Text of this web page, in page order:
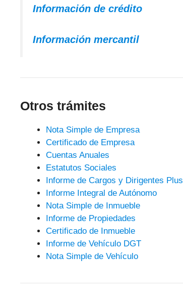
Información de crédito
Información mercantil
Otros trámites
Nota Simple de Empresa
Certificado de Empresa
Cuentas Anuales
Estatutos Sociales
Informe de Cargos y Dirigentes Plus
Informe Integral de Autónomo
Nota Simple de Inmueble
Informe de Propiedades
Certificado de Inmueble
Informe de Vehículo DGT
Nota Simple de Vehículo